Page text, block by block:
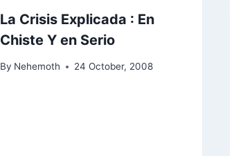
La Crisis Explicada : En
Chiste Y en Serio
By Nehemoth 24 October, 2008